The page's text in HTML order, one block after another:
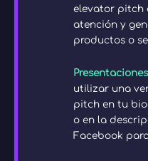
elevator pitch
atención y
productos o
utilizar una
pitch en tu
o en la
Facebook